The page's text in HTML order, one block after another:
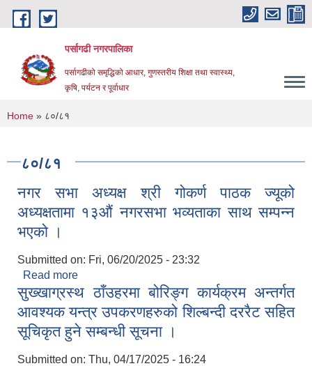
Skip to main content
पर्सागढी नगरपालिका
पर्सागढीको समृद्धिको आधार, गुणस्तरीय शिक्षा तथा स्वास्थ्य,
कृषि, पर्यटन र पूर्वाधार
You are here
Home » ८०/८१
८०/८१
नगर सभा अध्यक्ष श्री गोकर्ण पाठक ज्यूको
अध्यक्षतामा १३औं नगरसभा भव्यताका साथ सम्पन्न
भएको ।
Submitted on: Fri, 06/20/2025 - 23:32
Read more
अध्यक्षतामा १३औं नगरसभा भव्यताका साथ सम्पन्न भएको ।
सुख्खाग्रस्थ ठाँउहरमा बोरिङ्ग कार्यक्रम अन्तर्गत
आवश्यक यन्त्र उपकरणहरुको शिल्बन्दी दररैट सहित
सूचिकृत हुने सम्बन्धी सूचना ।
Submitted on: Thu, 04/17/2025 - 16:24